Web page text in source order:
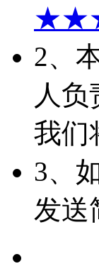
2、
人
我们
3、
发送